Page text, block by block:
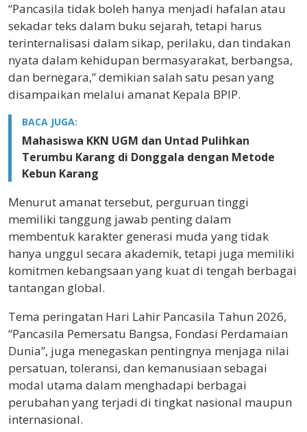
“Pancasila tidak boleh hanya menjadi hafalan atau
sekadar teks dalam buku sejarah, tetapi harus
terinternalisasi dalam sikap, perilaku, dan tindakan
nyata dalam kehidupan bermasyarakat, berbangsa,
dan bernegara,” demikian salah satu pesan yang
disampaikan melalui amanat Kepala BPIP.
BACA JUGA:
Mahasiswa KKN UGM dan Untad Pulihkan
Terumbu Karang di Donggala dengan Metode
Kebun Karang
Menurut amanat tersebut, perguruan tinggi
memiliki tanggung jawab penting dalam
membentuk karakter generasi muda yang tidak
hanya unggul secara akademik, tetapi juga memiliki
komitmen kebangsaan yang kuat di tengah berbagai
tantangan global.
Tema peringatan Hari Lahir Pancasila Tahun 2026,
“Pancasila Pemersatu Bangsa, Fondasi Perdamaian
Dunia”, juga menegaskan pentingnya menjaga nilai
persatuan, toleransi, dan kemanusiaan sebagai
modal utama dalam menghadapi berbagai
perubahan yang terjadi di tingkat nasional maupun
internasional.